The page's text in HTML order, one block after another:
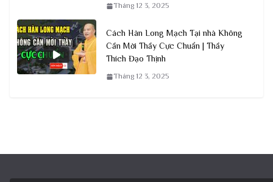
Tháng 12 3, 2025
Cách Hàn Long Mạch Tại nhà Không
Cần Mời Thầy Cực Chuẩn | Thầy
Thích Đạo Thịnh
Tháng 12 3, 2025